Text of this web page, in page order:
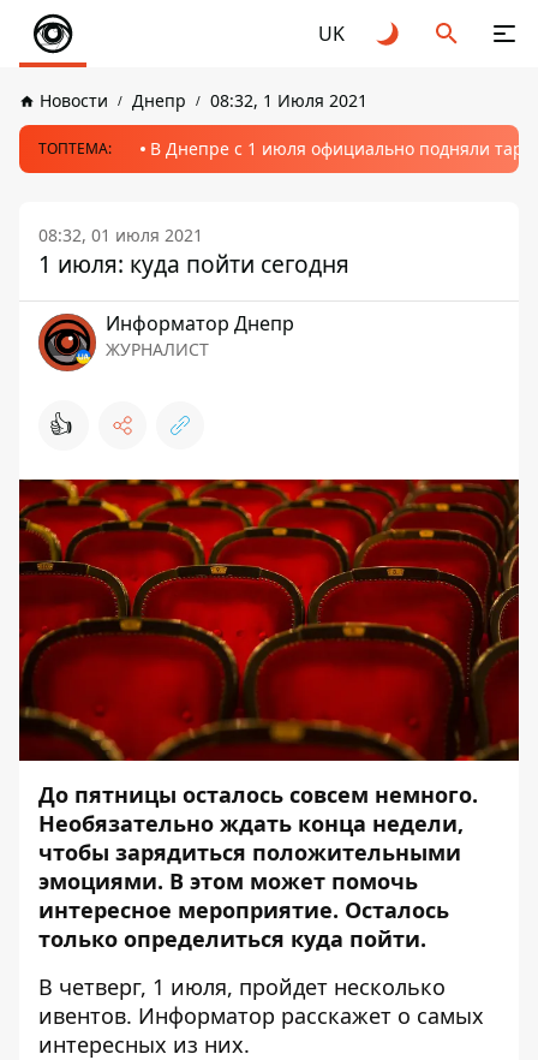
UK
Новости Днепр 08:32, 1 Июля 2021
ТОПТЕМА: В Днепре с 1 июля официально подняли
08:32, 01 июля 2021
1 июля: куда пойти сегодня
Информатор Днепр
ЖУРНАЛИСТ
👍
До пятницы осталось совсем немного.
Необязательно ждать конца недели,
чтобы зарядиться положительными
эмоциями. В этом может помочь
интересное мероприятие. Осталось
только определиться куда пойти.
В четверг, 1 июля, пройдет несколько
ивентов. Информатор расскажет о самых
интересных из них.